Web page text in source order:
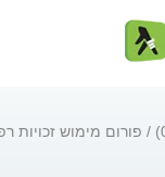
פורום מימוש זכויות